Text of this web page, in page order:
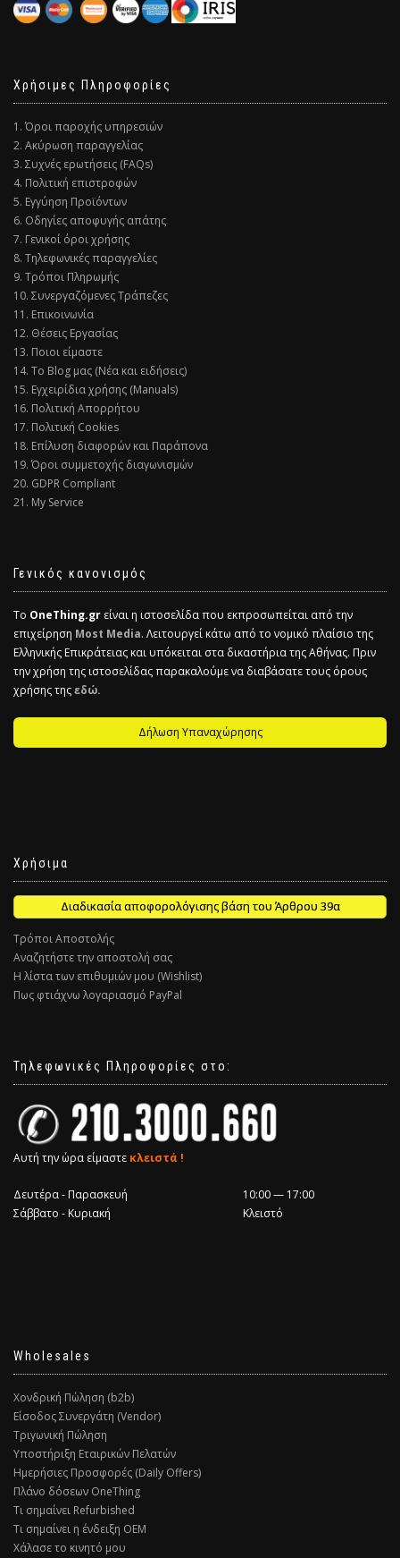
Χρήσιμες Πληροφορίες
1. Όροι παροχής υπηρεσιών
2. Ακύρωση παραγγελίας
3. Συχνές ερωτήσεις (FAQs)
4. Πολιτική επιστροφών
5. Εγγύηση Προϊόντων
6. Οδηγίες αποφυγής απάτης
7. Γενικοί όροι χρήσης
8. Τηλεφωνικές παραγγελίες
9. Τρόποι Πληρωμής
10. Συνεργαζόμενες Τράπεζες
11. Επικοινωνία
12. Θέσεις Εργασίας
13. Ποιοι είμαστε
14. Το Blog μας (Νέα και ειδήσεις)
15. Εγχειρίδια χρήσης (Manuals)
16. Πολιτική Απορρήτου
17. Πολιτική Cookies
18. Επίλυση διαφορών και Παράπονα
19. Όροι συμμετοχής διαγωνισμών
20. GDPR Compliant
21. My Service
Γενικός κανονισμός
Το OneThing.gr είναι η ιστοσελίδα που εκπροσωπείται από την
επιχείρηση Most Media. Λειτουργεί κάτω από το νομικό πλαίσιο της
Ελληνικής Επικράτειας και υπόκειται στα δικαστήρια της Αθήνας. Πριν
την χρήση της ιστοσελίδας παρακαλούμε να διαβάσατε τους όρους
χρήσης τηςεδώ.
Δήλωση Υπαναχώρησης
Χρήσιμα
Διαδικασία αποφορολόγισης βάση του Άρθρου 39α
Τρόποι Αποστολής
Αναζητήστε την αποστολή σας
Η λίστα των επιθυμιών μου (Wishlist)
Πως φτιάχνω λογαριασμό PayPal
Τηλεφωνικές Πληροφορίες στο:
Αυτή την ώρα είμαστε κλειστά !
Δευτέρα - Παρασκευή
10:00 — 17:00
Σάββατο - Κυριακή
Κλειστό
Wholesales
Χονδρική Πώληση (b2b)
Είσοδος Συνεργάτη (Vendor)
Τριγωνική Πώληση
Υποστήριξη Εταιρικών Πελατών
Ημερήσιες Προσφορές (Daily Offers)
Πλάνο δόσεων OneThing
Τι σημαίνει Refurbished
Τι σημαίνει η ένδειξη ΟΕΜ
Χάλασε το κινητό μου